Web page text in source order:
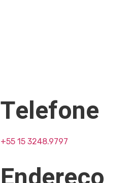
Telefone
+55 15 3248.9797